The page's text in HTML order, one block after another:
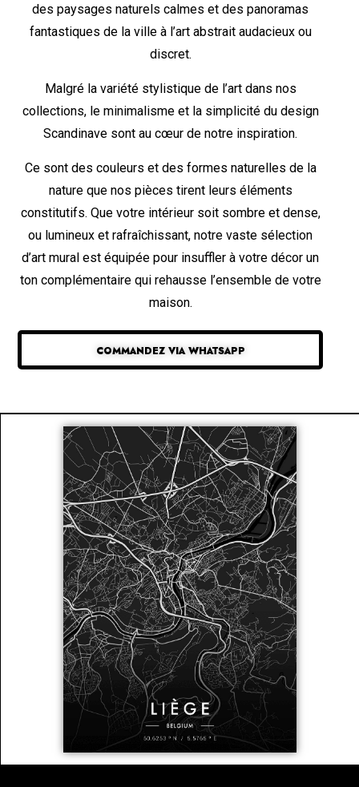
des paysages naturels calmes et des panoramas
fantastiques de la ville à l’art abstrait audacieux ou
discret.
Malgré la variété stylistique de l’art dans nos
collections, le minimalisme et la simplicité du design
Scandinave sont au cœur de notre inspiration.
Ce sont des couleurs et des formes naturelles de la
nature que nos pièces tirent leurs éléments
constitutifs. Que votre intérieur soit sombre et dense,
ou lumineux et rafraîchissant, notre vaste sélection
d’art mural est équipée pour insuffler à votre décor un
ton complémentaire qui rehausse l’ensemble de votre
maison.
COMMANDEZ VIA WHATSAPP